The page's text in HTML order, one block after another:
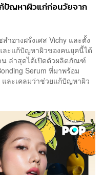
ปัญหาผิวแก่ก่อนวัยจาก
ำอางฝรั่งเศส Vichy และตั้ง
ละแก้ปัญหาผิวของคนยุคนี้ได้
น ล่าสุดได้เปิดตัวผลิตภัณฑ์
Serum ที่มาพร้อม
และเคลมว่าช่วยแก้ปัญหาผิว